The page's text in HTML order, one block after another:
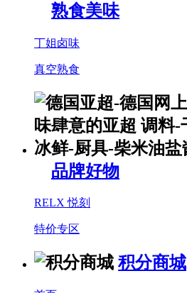
熟食美味
丁姐卤味
真空熟食
品牌好物
RELX 悦刻
特价专区
积分商城